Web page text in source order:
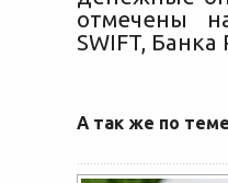
отмечены
SWIFT, Банка
А так же по